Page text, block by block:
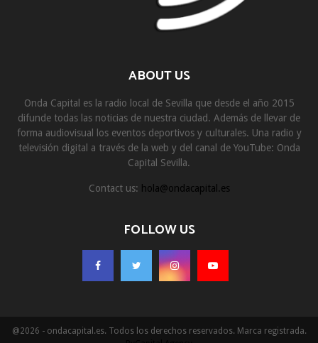
ABOUT US
Onda Capital es la radio local de Sevilla que desde el año 2015
difunde todas las noticias de nuestra ciudad. Además de llevar de
forma audiovisual los eventos deportivos y culturales. Una radio y
televisión digital a través de la web y del canal de YouTube: Onda
Capital Sevilla.
Contact us: hola@ondacapital.es
FOLLOW US
@2026 - ondacapital.es. Todos los derechos reservados. Marca registrada.